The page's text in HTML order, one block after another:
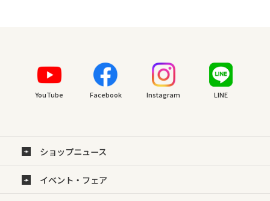
YouTube Facebook Instagram LINE
ショップニュース
イベント・フェア